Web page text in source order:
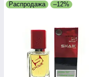
Распродажа –12%